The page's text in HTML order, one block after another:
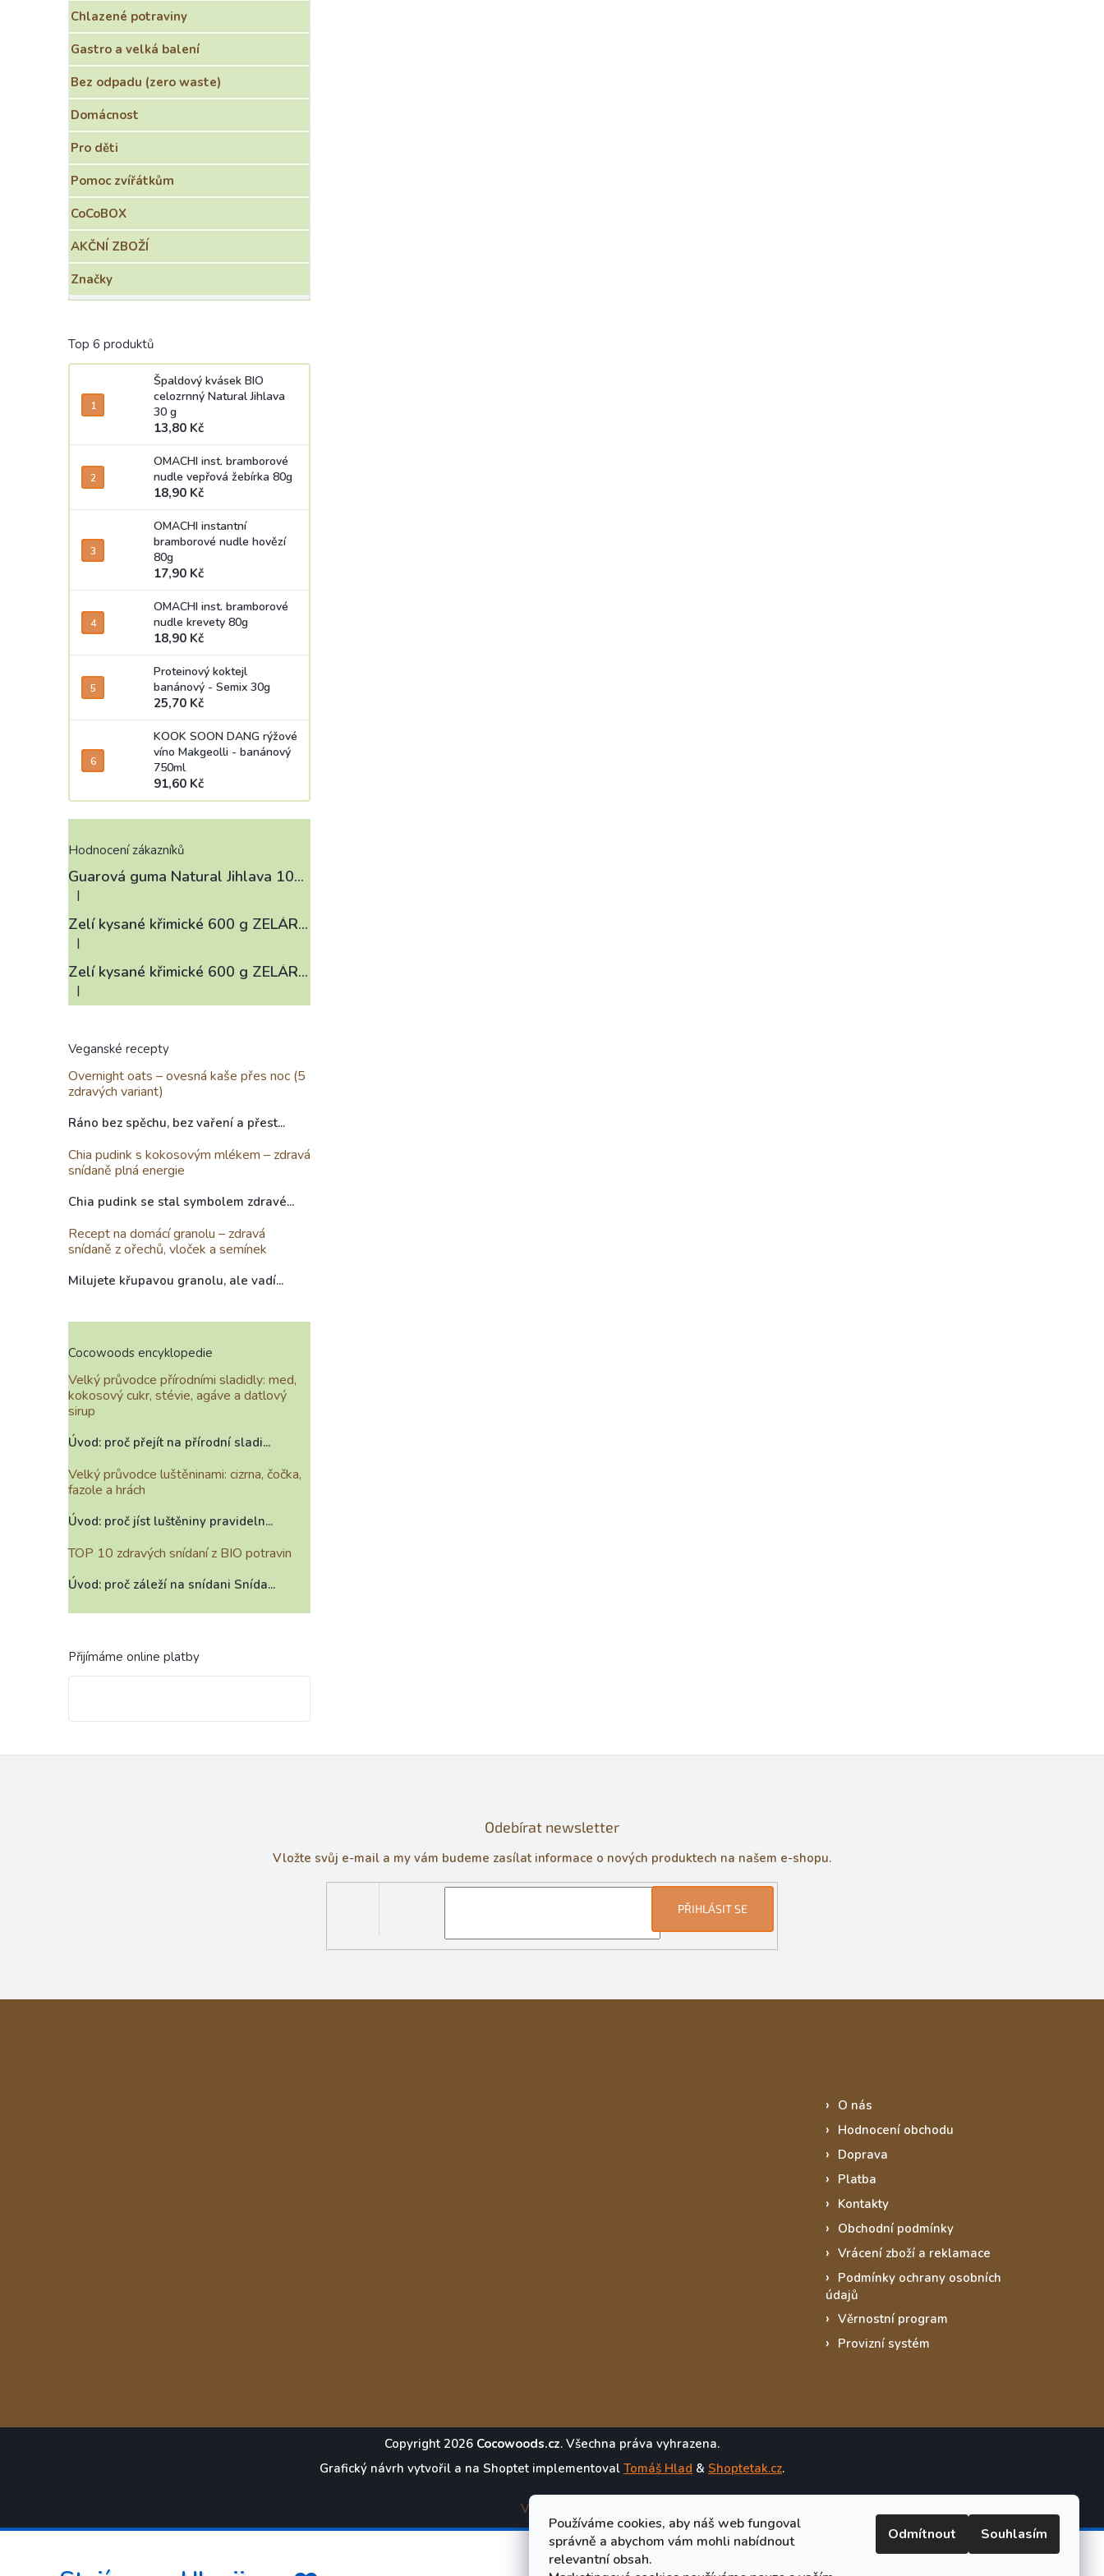
Používáme cookies, aby náš web fungoval
správně a abychom vám mohli nabídnout
relevantní obsah.
Odmítnout Souhlasím
e
l
Chlazené potraviny
Gastro a velká balení
Bez odpadu (zero waste)
Domácnost
Pro děti
Pomoc zvířátkům
CoCoBOX
AKČNÍ ZBOŽÍ
Značky
Top 6 produktů
Špaldový kvásek BIO
celozrnný Natural Jihlava
30 g
13,80 Kč
OMACHI inst. bramborové
nudle vepřová žebírka 80g
18,90 Kč
OMACHI instantní
bramborové nudle hovězí
80g
17,90 Kč
OMACHI inst. bramborové
nudle krevety 80g
18,90 Kč
Proteinový koktejl
banánový - Semix 30g
25,70 Kč
KOOK SOON DANG rýžové
víno Makgeolli - banánový
750ml
91,60 Kč
Hodnocení zákazníků
Guarová guma Natural Jihlava 100 g
Hodnocení produktu je 4 z 5 hvězdiček.
|
Zelí kysané křimické 600 g ZELÁRNA LOBKOWICZ
Hodnocení produktu je 3 z 5 hvězdiček.
|
Zelí kysané křimické 600 g ZELÁRNA LOBKOWICZ
Hodnocení produktu je 4 z 5 hvězdiček.
|
Veganské recepty
Overnight oats – ovesná kaše přes noc (5
zdravých variant)
Ráno bez spěchu, bez vaření a přest...
Chia pudink s kokosovým mlékem – zdravá
snídaně plná energie
Chia pudink se stal symbolem zdravé...
Recept na domácí granolu – zdravá
snídaně z ořechů, vloček a semínek
Milujete křupavou granolu, ale vadí...
Cocowoods encyklopedie
Velký průvodce přírodními sladidly: med,
kokosový cukr, stévie, agáve a datlový
sirup
Úvod: proč přejít na přírodní sladi...
Velký průvodce luštěninami: cizrna, čočka,
fazole a hrách
Úvod: proč jíst luštěniny pravideln...
TOP 10 zdravých snídaní z BIO potravin
Úvod: proč záleží na snídani Snída...
Přijímáme online platby
Odebírat newsletter
Vložte svůj e-mail a my vám budeme zasílat informace o nových produktech na našem e-shopu.
PŘIHLÁSIT SE
O nás
Hodnocení obchodu
Doprava
Platba
Kontakty
Obchodní podmínky
Vrácení zboží a reklamace
Podmínky ochrany osobních
údajů
Věrnostní program
Provizní systém
Copyright 2026 Cocowoods.cz. Všechna práva vyhrazena.
Grafický návrh vytvořil a na Shoptet implementoval Tomáš Hlad & Shoptetak.cz.
Vytvořil Shoptet